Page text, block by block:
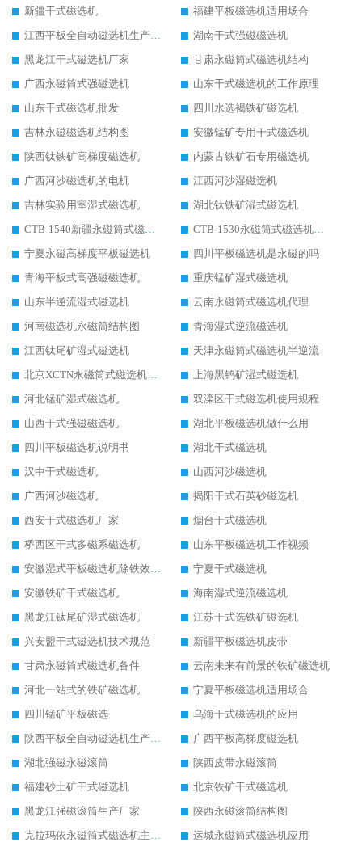
新疆干式磁选机
福建平板磁选机适用场合
江西平板全自动磁选机生产厂家
湖南干式强磁磁选机
黑龙江干式磁选机厂家
甘肃永磁筒式磁选机结构
广西永磁筒式强磁选机
山东干式磁选机的工作原理
山东干式磁选机批发
四川水选褐铁矿磁选机
吉林永磁磁选机结构图
安徽锰矿专用干式磁选机
陕西钛铁矿高梯度磁选机
内蒙古铁矿石专用磁选机
广西河沙磁选机的电机
江西河沙湿磁选机
吉林实验用室湿式磁选机
湖北钛铁矿湿式磁选机
CTB-1540新疆永磁筒式磁选机
CTB-1530永磁筒式磁选机代理商
宁夏永磁高梯度平板磁选机
四川平板磁选机是永磁的吗
青海平板式高强磁磁选机
重庆锰矿湿式磁选机
山东半逆流湿式磁选机
云南永磁筒式磁选机代理
河南磁选机永磁筒结构图
青海湿式逆流磁选机
江西钛尾矿湿式磁选机
天津永磁筒式磁选机半逆流
北京XCTN永磁筒式磁选机磁块位置
上海黑钨矿湿式磁选机
河北锰矿湿式磁选机
双滦区干式磁选机使用规程
山西干式强磁磁选机
湖北平板磁选机做什么用
四川平板磁选机说明书
湖北干式磁选机
汉中干式磁选机
山西河沙磁选机
广西河沙磁选机
揭阳干式石英砂磁选机
西安干式磁选机厂家
烟台干式磁选机
桥西区干式多磁系磁选机
山东平板磁选机工作视频
安徽湿式平板磁选机除铁效果怎么样
宁夏干式磁选机
安徽铁矿干式磁选机
海南湿式逆流磁选机
黑龙江钛尾矿湿式磁选机
江苏干式选铁矿磁选机
兴安盟干式磁选机技术规范
新疆平板磁选机皮带
甘肃永磁筒式磁选机备件
云南未来有前景的铁矿磁选机
河北一站式的铁矿磁选机
宁夏平板磁选机适用场合
四川锰矿平板磁选
乌海干式磁选机的应用
陕西平板全自动磁选机生产厂家
广西平板高梯度磁选机
湖北强磁永磁滚筒
陕西皮带永磁滚筒
福建砂土矿干式磁选机
北京铁矿干式磁选机
黑龙江强磁滚筒生产厂家
陕西永磁滚筒结构图
克拉玛依永磁筒式磁选机主要技术参数
运城永磁筒式磁选机应用